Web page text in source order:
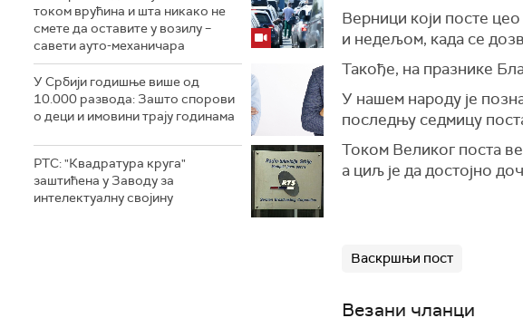
током врућина и шта никако не
смете да оставите у возилу –
савети ауто-механичара
У Србији годишње више од
10.000 развода: Зашто спорови
о деци и имовини трају годинама
РТС: "Квадратура круга"
заштићена у Заводу за
интелектуалну својину
Верници који посте
и недељом, када се
Такође, на празникe
У нашем народу је
последњу седмицу
Током Великог поста
а циљ је да достојно
Васкршњи пост
Везани чланци